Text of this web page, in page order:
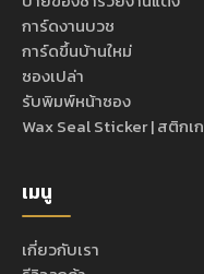
การ์ดงานบวช
การ์ดขึ้นบ้านใหม่
ซองเปล่า
รับพิมพ์หน้าซอง
Wax Seal Sticker | สติก
เมนู
เกี่ยวกับเรา